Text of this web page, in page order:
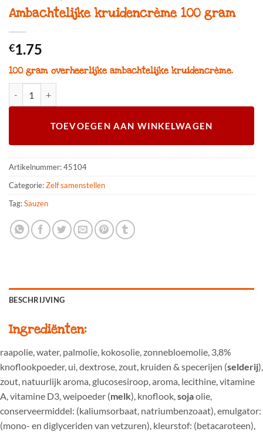
Ambachtelijke kruidencrème 100 gram
€1.75
100 gram overheerlijke ambachtelijke kruidencrème.
TOEVOEGEN AAN WINKELWAGEN
Artikelnummer:45104
Categorie:Zelf samenstellen
Tag:Sauzen
BESCHRIJVING
Ingrediënten:
raapolie, water, palmolie, kokosolie, zonnebloemolie, 3,8%
knoflookpoeder, ui, dextrose, zout, kruiden & specerijen (selderij),
zout, natuurlijk aroma, glucosesiroop, aroma, lecithine, vitamine
A, vitamine D3, weipoeder (melk), knoflook,sojaolie,
conserveermiddel: (kaliumsorbaat, natriumbenzoaat), emulgator:
(mono- en diglyceriden van vetzuren), kleurstof: (betacaroteen),